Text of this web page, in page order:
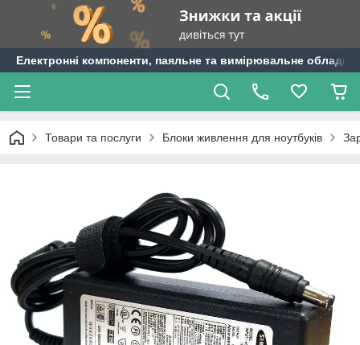
Електронні компоненти, паяльне та вимірювальне
Товари та послуги Блоки живлення для ноутбуків